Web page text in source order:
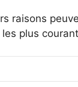
raisons
les plus